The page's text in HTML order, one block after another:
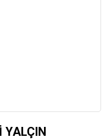
YALÇIN